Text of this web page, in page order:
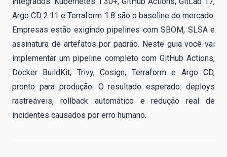
Argo CD 2.11 e Terraform 1.8 são o baseline do mercado.
Empresas estão exigindo pipelines com SBOM, SLSA e
assinatura de artefatos por padrão. Neste guia você vai
implementar um pipeline completo com GitHub Actions,
Docker BuildKit, Trivy, Cosign, Terraform e Argo CD,
pronto para produção. O resultado esperado: deploys
rastreáveis, rollback automático e redução real de
incidentes causados por erro humano.